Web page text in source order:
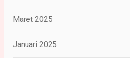
Maret 2025
Januari 2025